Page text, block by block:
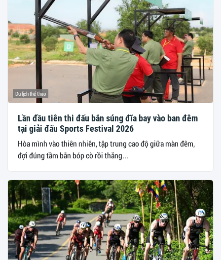
Du lịch thể thao
Lần đầu tiên thi đấu bắn súng đĩa bay vào ban đêm
tại giải đấu Sports Festival 2026
Hòa mình vào thiên nhiên, tập trung cao độ giữa màn đêm,
đợi đúng tầm bắn bóp cò rồi thăng...